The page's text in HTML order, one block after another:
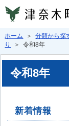
ホーム ＞分類から探
り
＞ 令和8年
令和8年
新着情報